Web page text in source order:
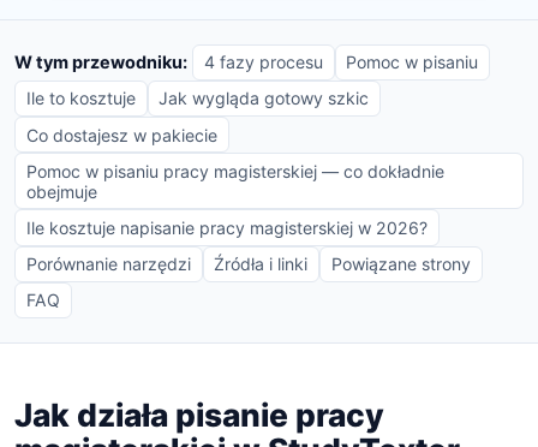
W tym przewodniku: 4 fazy procesu
Pomoc w pisaniu
Ile to kosztuje
Jak wygląda gotowy szkic
Co dostajesz w pakiecie
Pomoc w pisaniu pracy magisterskiej — co dokładnie
obejmuje
Ile kosztuje napisanie pracy magisterskiej w 2026?
Porównanie narzędzi
Źródła i linki
Powiązane strony
FAQ
Jak działa pisanie pracy